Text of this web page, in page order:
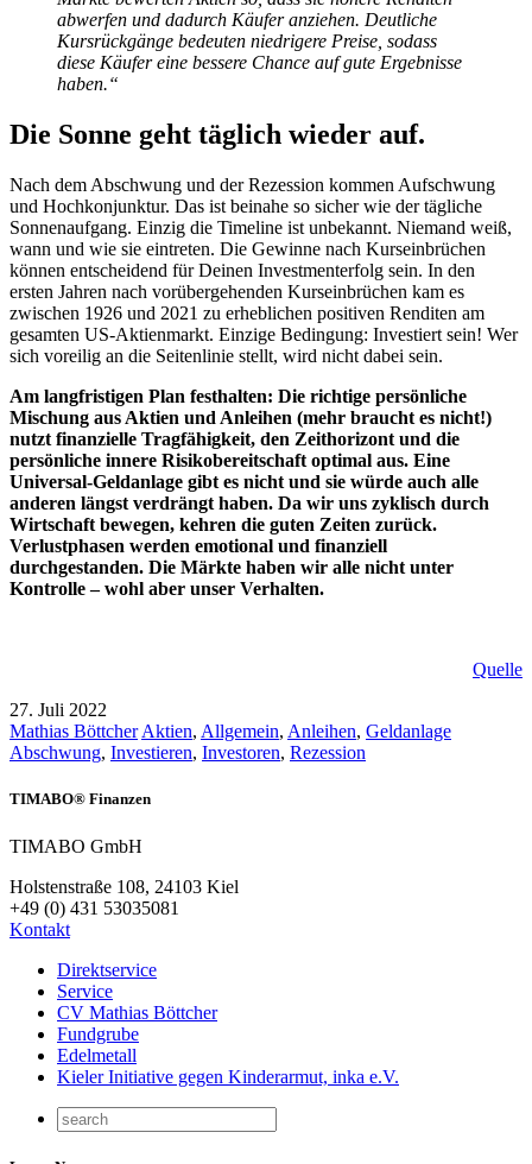
abwerfen und dadurch Käufer anziehen. Deutliche
Kursrückgänge bedeuten niedrigere Preise, sodass
diese Käufer eine bessere Chance auf gute Ergebnisse
haben.“
Die Sonne geht täglich wieder auf.
Nach dem Abschwung und der Rezession kommen Aufschwung
und Hochkonjunktur. Das ist beinahe so sicher wie der tägliche
Sonnenaufgang. Einzig die Timeline ist unbekannt. Niemand weiß,
wann und wie sie eintreten. Die Gewinne nach Kurseinbrüchen
können entscheidend für Deinen Investmenterfolg sein. In den
ersten Jahren nach vorübergehenden Kurseinbrüchen kam es
zwischen 1926 und 2021 zu erheblichen positiven Renditen am
gesamten US-Aktienmarkt. Einzige Bedingung: Investiert sein! Wer
sich voreilig an die Seitenlinie stellt, wird nicht dabei sein.
Am langfristigen Plan festhalten: Die richtige persönliche
Mischung aus Aktien und Anleihen (mehr braucht es nicht!)
nutzt finanzielle Tragfähigkeit, den Zeithorizont und die
persönliche innere Risikobereitschaft optimal aus. Eine
Universal-Geldanlage gibt es nicht und sie würde auch alle
anderen längst verdrängt haben. Da wir uns zyklisch durch
Wirtschaft bewegen, kehren die guten Zeiten zurück.
Verlustphasen werden emotional und finanziell
durchgestanden. Die Märkte haben wir alle nicht unter
Kontrolle – wohl aber unser Verhalten.
Quelle
27. Juli 2022
Mathias Böttcher Aktien, Allgemein, Anleihen, Geldanlage
Abschwung, Investieren, Investoren, Rezession
TIMABO® Finanzen
TIMABO GmbH
Holstenstraße 108, 24103 Kiel
+49 (0) 431 53035081
Kontakt
Direktservice
Service
CV Mathias Böttcher
Fundgrube
Edelmetall
Kieler Initiative gegen Kinderarmut, inka e.V.